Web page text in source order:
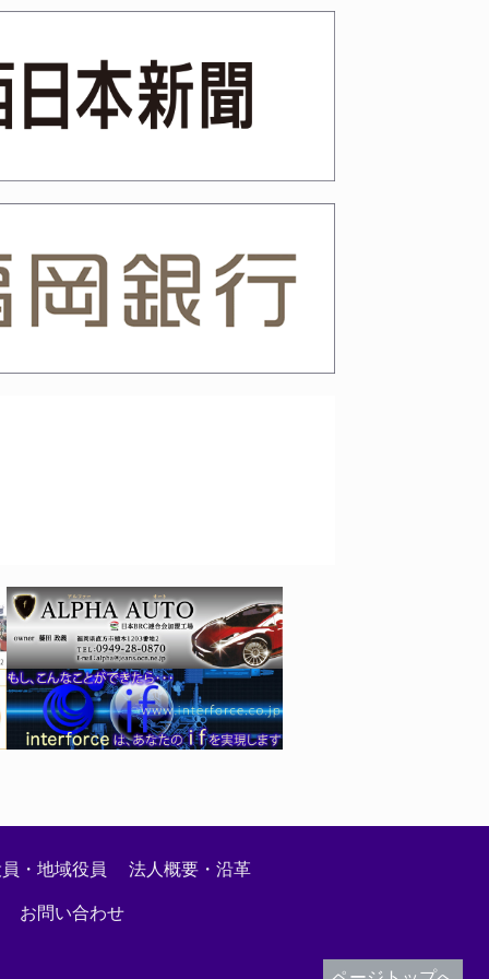
・地域役員 法人概要・沿革
お問い合わせ